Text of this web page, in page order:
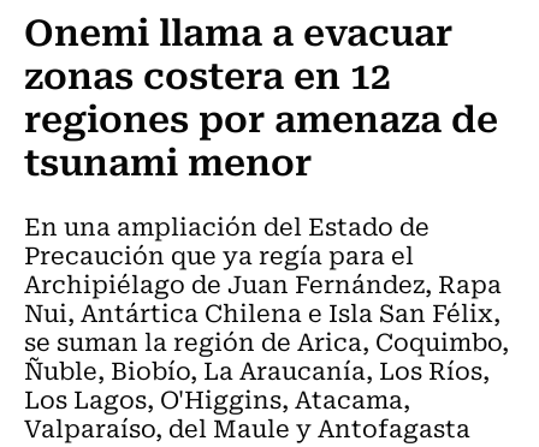
Onemi llama a evacuar
zonas costera en 12
regiones por amenaza de
tsunami menor
En una ampliación del Estado de
Precaución que ya regía para el
Archipiélago de Juan Fernández, Rapa
Nui, Antártica Chilena e Isla San Félix,
se suman la región de Arica, Coquimbo,
Ñuble, Biobío, La Araucanía, Los Ríos,
Los Lagos, O'Higgins, Atacama,
Valparaíso, del Maule y Antofagasta